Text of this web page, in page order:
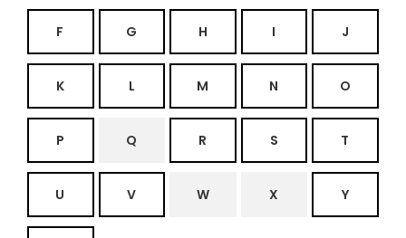
F G H I J
K L M N O
P Q R S T
U V W X Y